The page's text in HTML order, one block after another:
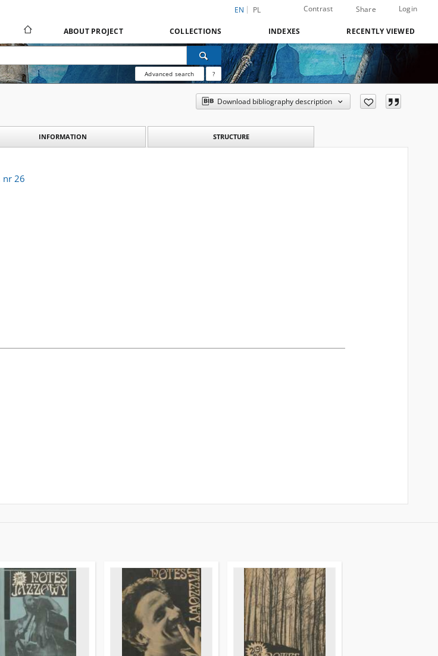
EN PL Contrast Share Login
ABOUT PROJECT COLLECTIONS INDEXES RECENTLY VIEWED
Advanced search ?
Download bibliography description
INFORMATION STRUCTURE
nr 26